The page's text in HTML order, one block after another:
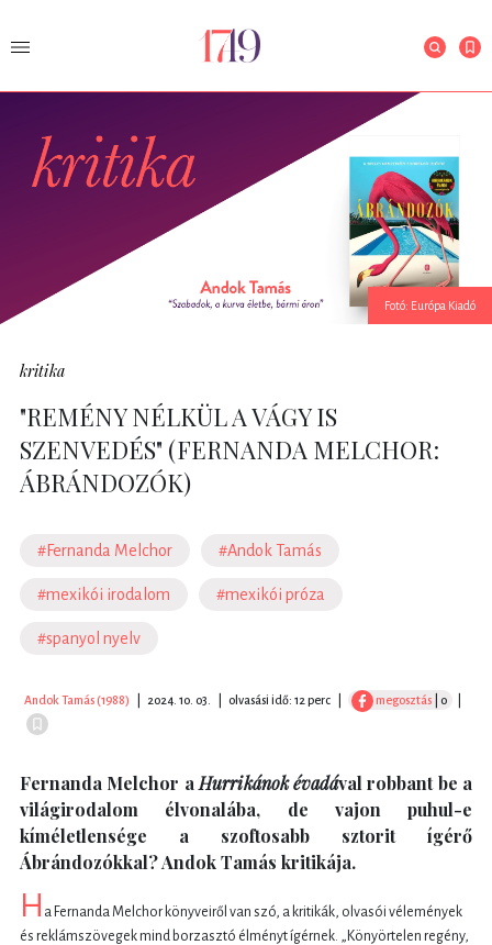
Fotó: Európa Kiadó
kritika
"REMÉNY NÉLKÜL A VÁGY IS
SZENVEDÉS" (FERNANDA MELCHOR:
ÁBRÁNDOZÓK)
#Fernanda Melchor #Andok Tamás
#mexikói irodalom #mexikói próza
#spanyol nyelv
Andok Tamás (1988) 2024. 10. 03. olvasási idő: 12 perc megosztás | 0
Fernanda Melchor a Hurrikánok évadával robbant be a
világirodalom élvonalába, de vajon puhul-e
kíméletlensége a szoftosabb sztorit ígérő
Ábrándozókkal? Andok Tamás kritikája.
H a Fernanda Melchor könyveiről van szó, a kritikák, olvasói vélemények
és reklámszövegek mind borzasztó élményt ígérnek. „Könyörtelen regény,